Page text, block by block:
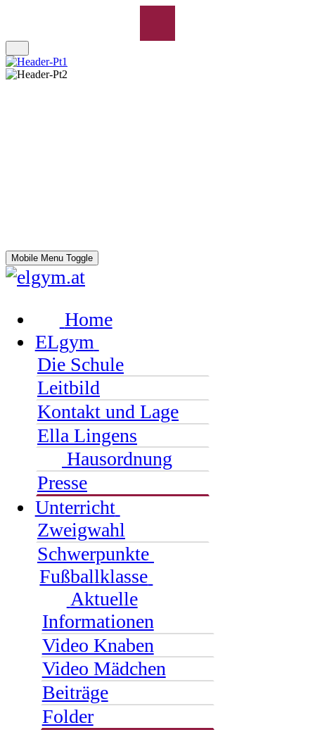
Mobile Menu Toggle
Home
ELgym
Die Schule
Leitbild
Kontakt und Lage
Ella Lingens
Hausordnung
Presse
Unterricht
Zweigwahl
Schwerpunkte
Fußballklasse
Aktuelle
Informationen
Video Knaben
Video Mädchen
Beiträge
Folder